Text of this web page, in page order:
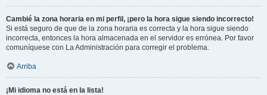
Cambié la zona horaria en mi perfil, ¡pero la hora sigue siendo incorrecto!
Si está seguro de que de la zona horaria es correcta y la hora sigue siendo
incorrecta, entonces la hora almacenada en el servidor es errónea. Por favor
comuníquese con La Administración para corregir el problema.
Arriba
¡Mi idioma no está en la lista!